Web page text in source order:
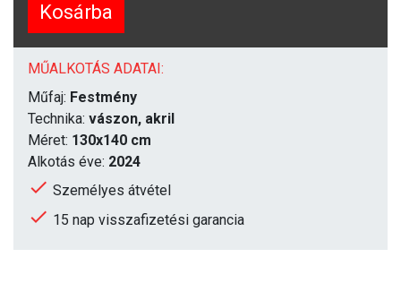
Kosárba
MŰALKOTÁS ADATAI:
Műfaj: Festmény
Technika: vászon, akril
Méret: 130x140 cm
Alkotás éve: 2024
Személyes átvétel
15 nap visszafizetési garancia